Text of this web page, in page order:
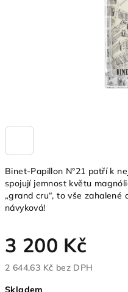
Binet-Papillon N°21 patří k
spojují jemnost květu
„grand cru“, to vše zahalené
návyková!
3 200 Kč
2 644,63 Kč bez DPH
Skladem